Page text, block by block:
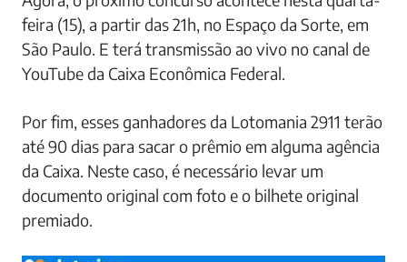
feira (15), a partir das 21h, no Espaço da Sorte, em
São Paulo. E terá transmissão ao vivo no canal de
YouTube da Caixa Econômica Federal.
Por fim, esses ganhadores da Lotomania 2911 terão
até 90 dias para sacar o prêmio em alguma agência
da Caixa. Neste caso, é necessário levar um
documento original com foto e o bilhete original
premiado.